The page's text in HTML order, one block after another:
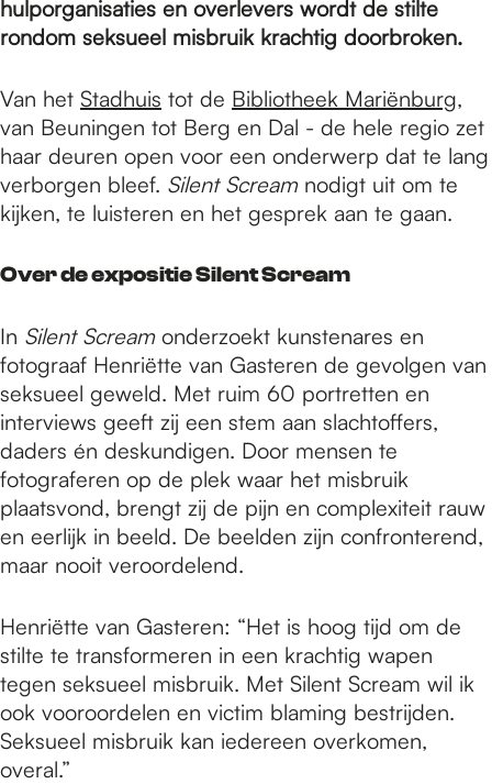
a
g
e
hulporganisaties en overlevers wordt de stilte
rondom seksueel misbruik krachtig doorbroken.
Van het Stadhuis tot de Bibliotheek Mariënburg,
van Beuningen tot Berg en Dal - de hele regio zet
haar deuren open voor een onderwerp dat te lang
verborgen bleef. Silent Screamnodigt uit om te
kijken, te luisteren en het gesprek aan te gaan.
Over de expositie Silent Scream
In Silent Screamonderzoekt kunstenares en
fotograaf Henriëtte van Gasteren de gevolgen van
seksueel geweld. Met ruim 60 portretten en
interviews geeft zij een stem aan slachtoffers,
daders én deskundigen. Door mensen te
fotograferen op de plek waar het misbruik
plaatsvond, brengt zij de pijn en complexiteit rauw
en eerlijk in beeld. De beelden zijn confronterend,
maar nooit veroordelend.
Henriëtte van Gasteren: “Het is hoog tijd om de
stilte te transformeren in een krachtig wapen
tegen seksueel misbruik. Met Silent Scream wil ik
ook vooroordelen en victim blaming bestrijden.
Seksueel misbruik kan iedereen overkomen,
overal.”